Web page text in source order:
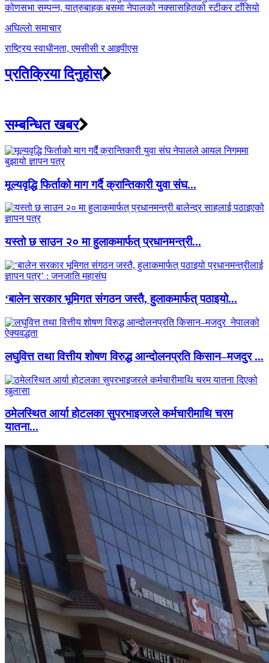
कोणसभा सम्पन्न, यात्रुबाहक बसमा नेपालको नक्सासहितको स्टीकर टाँसियो
अघिल्लाे समाचार
राष्ट्रिय स्वाधीनता, एमसीसी र आइपीएस
प्रतिक्रिया दिनुहोस्
सम्बन्धित खबर
मूल्यवृद्धि फिर्ताको माग गर्दै क्रान्तिकारी युवा संघ...
यस्तो छ साउन २० मा हुलाकमार्फत् प्रधानमन्त्री...
‘बालेन सरकार भूमिगत संगठन जस्तै, हुलाकमार्फत् पठाइयो...
लघुवित्त तथा वित्तीय शोषण विरुद्ध आन्दोलनप्रति किसान–मजदुर ...
ठमेलस्थित आर्या होटलका सुपरभाइजरले कर्मचारीमाथि चरम
यातना...